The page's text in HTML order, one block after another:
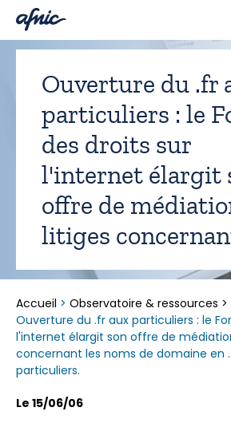
Ouverture du .fr
particuliers : le
des droits sur
l'internet élargit
offre de
litiges
Accueil > Observatoire & ressources >
Ouverture du .fr aux particuliers : le
l'internet élargit son offre de
concernant les noms de domaine en
particuliers.
Le 15/06/06
Panneau de gestion des cookies